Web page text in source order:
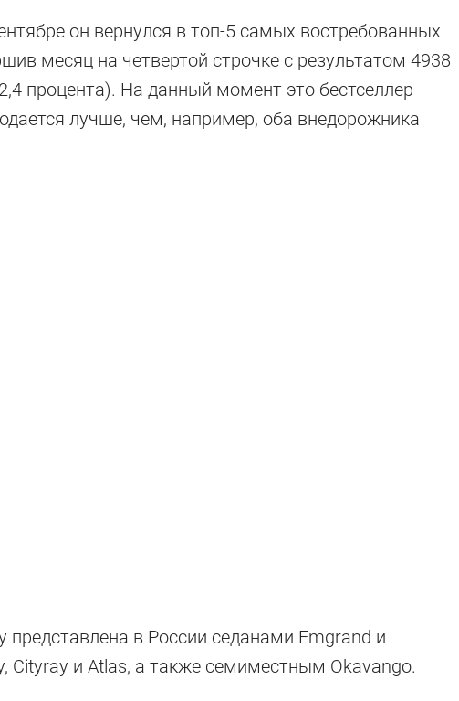
он вернулся в топ-5 самых востребованных
месяц на четвертой строчке с результатом 4938
процента). На данный момент это бестселлер
лучше, чем, например, оба внедорожника
в России седанами Emgrand и
Cityray и Atlas, а также семиместным Okavango.
«Внедорожник года»